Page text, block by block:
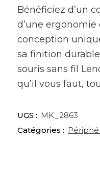
Bénéficiez d’un
d’une
conception
sa finition
souris sans fil
qu’il vous faut,
UGS : MK_2863
Catégories :